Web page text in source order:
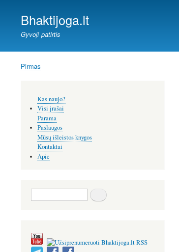
Bhaktijoga.lt
Gyvoji patirtis
Kelias
Pirmas
meniu
Kas naujo?
Visi įrašai
Parama
Paslaugos
Mūsų išleistos knygos
Kontaktai
Apie
Paieška